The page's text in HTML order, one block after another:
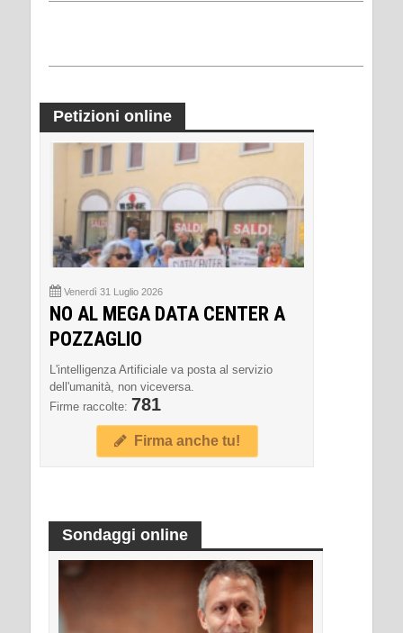
Petizioni online
Venerdì 31 Luglio 2026
NO AL MEGA DATA CENTER A
POZZAGLIO
L'intelligenza Artificiale va posta al servizio
dell'umanità, non viceversa.
Firme raccolte: 781
Firma anche tu!
Sondaggi online